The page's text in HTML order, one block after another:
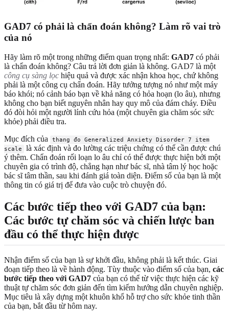
GAD7 có phải là chẩn đoán không? Làm rõ vai trò
của nó
Hãy làm rõ một trong những điểm quan trọng nhất: GAD7 có phải
là chẩn đoán không? Câu trả lời đơn giản là không. GAD7 là một
công cụ sàng lọc hiệu quả và được xác nhận khoa học, chứ không
phải là một công cụ chẩn đoán. Hãy tưởng tượng nó như một máy
báo khói; nó cảnh báo bạn về khả năng có hỏa hoạn (lo âu), nhưng
không cho bạn biết nguyên nhân hay quy mô của đám cháy. Điều
đó đòi hỏi một người lính cứu hỏa (một chuyên gia chăm sóc sức
khỏe) phải điều tra.
Mục đích của
thang đo Generalized Anxiety Disorder 7 item
scale
là xác định và đo lường các triệu chứng có thể cần được chú
ý thêm. Chẩn đoán rối loạn lo âu chỉ có thể được thực hiện bởi một
chuyên gia có trình độ, chẳng hạn như bác sĩ, nhà tâm lý học hoặc
bác sĩ tâm thần, sau khi đánh giá toàn diện. Điểm số của bạn là một
thông tin có giá trị để đưa vào cuộc trò chuyện đó.
Các bước tiếp theo với GAD7 của bạn:
Các bước tự chăm sóc và chiến lược ban
đầu có thể thực hiện được
Nhận điểm số của bạn là sự khởi đầu, không phải là kết thúc. Giai
đoạn tiếp theo là về hành động. Tùy thuộc vào điểm số của bạn, các
bước tiếp theo với GAD7 của bạn có thể từ việc thực hiện các kỹ
thuật tự chăm sóc đơn giản đến tìm kiếm hướng dẫn chuyên nghiệp.
Mục tiêu là xây dựng một khuôn khổ hỗ trợ cho sức khỏe tinh thần
của bạn, bắt đầu từ hôm nay.